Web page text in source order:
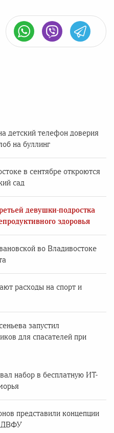
детский телефон доверия
на буллинг
в сентябре откроются
сад
девушки-подростка
здоровья
во Владивостоке
расходы на спорт и
запустил
для спасателей при
набор в бесплатную ИТ-
представили концепции
ДВФУ